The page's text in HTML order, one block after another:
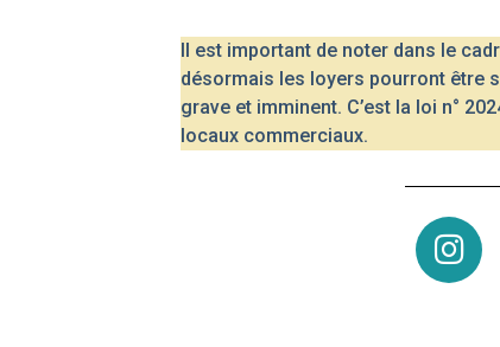
Il est important de noter dans le
désormais les loyers pourront être
grave et imminent. C’est la loi n°
locaux commerciaux.